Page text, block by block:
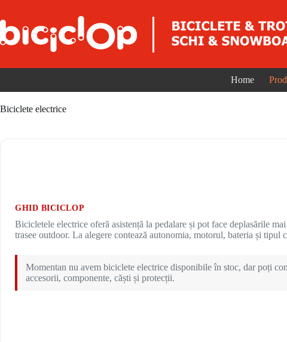
Home
Biciclete electrice
GHID BICICLOP
Bicicletele electrice oferă asistență la pedalare și pot face deplasările
trasee outdoor. La alegere contează autonomia, motorul, bateria și tipul
Momentan nu avem biciclete electrice disponibile în stoc, dar poți
accesorii, componente, căști și protecții.